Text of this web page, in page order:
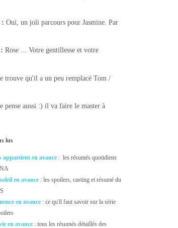
: Oui, un joli parcours pour Jasmine. Par
Rose ... Votre gentillesse et votre
trouve qu'il a un peu remplacé Tom /
pense aussi :) il va faire le master à
lus
appartient en avance : les résumés quotidiens
en avance : les spoilers, casting et résumé du
en avance : ce qu'il faut savoir sur la série
en avance : tous les résumés détaillés des